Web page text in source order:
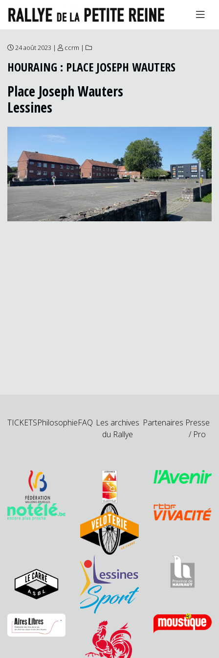
24 août 2023 | ccrm |
HOURAING : PLACE JOSEPH WAUTERS
Place Joseph Wauters
Lessines
TICKETSPhilosophieFAQ Les archives
du Rallye
Partenaires Presse
/ Pro